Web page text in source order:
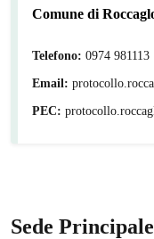
Comune di
Telefono: 0974 981113
Email:
PEC:
Sede Principale